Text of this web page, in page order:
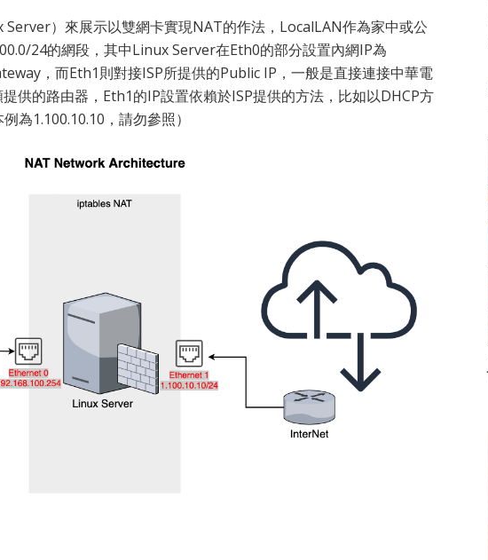
）來展示以雙網卡實現NAT的作法，LocalLAN作為家中或公
24的網段，其中Linux Server在Eth0的部分設置內網IP為
，而Eth1則對接ISP所提供的Public IP，一般是直接連接中華電
供的路由器，Eth1的IP設置依賴於ISP提供的方法，比如以DHCP方
為1.100.10.10，請勿參照）